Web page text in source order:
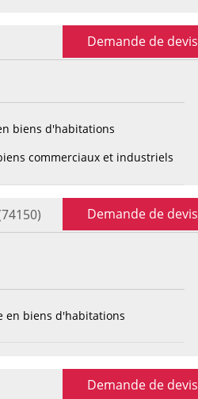
Demande de devis
biens d'habitations
commerciaux et industriels
Demande de devis
en biens d'habitations
Demande de devis